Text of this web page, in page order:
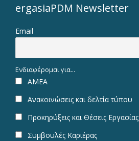
ergasiaPDM Newsletter
Email
Ενδιαφέρομαι για...
ΑΜΕΑ
Ανακοινώσεις και δελτία τύπου
Προκηρύξεις και Θέσεις Εργασίας
Συμβουλές Καριέρας